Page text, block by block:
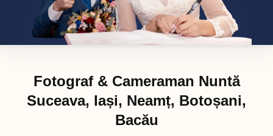
Fotograf & Cameraman Nuntă
Suceava, Iași, Neamț, Botoșani,
Bacău